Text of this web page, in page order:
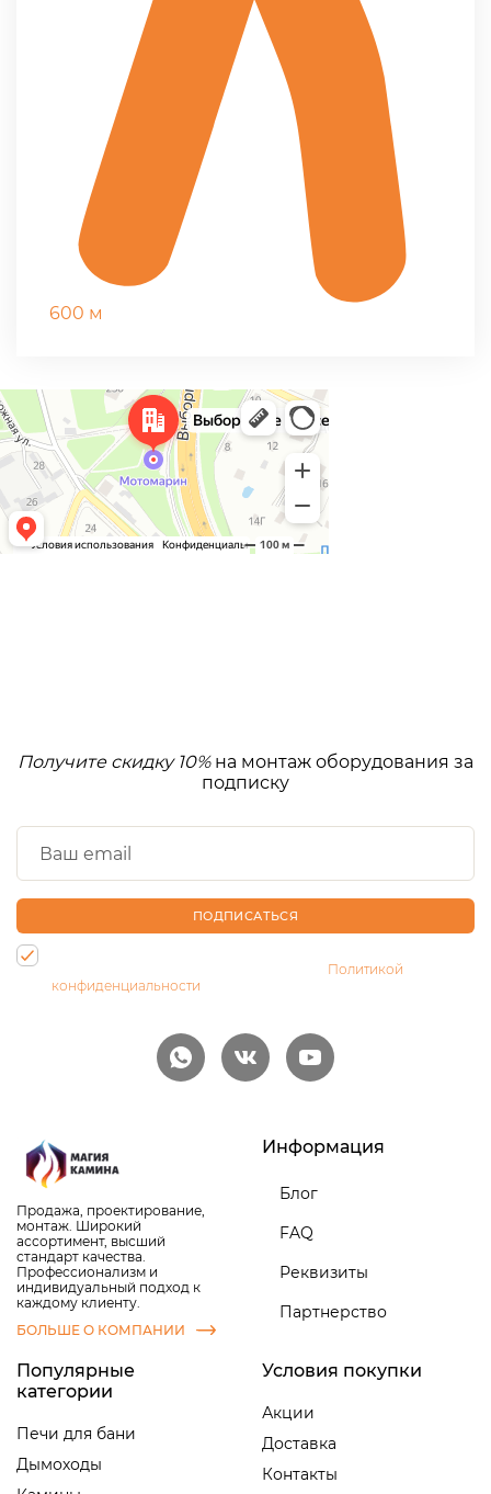
600 м
Получите скидку 10%на монтаж оборудования за
подписку
ПОДПИСАТЬСЯ
Политикой
конфиденциальности
Продажа, проектирование,
монтаж. Широкий
ассортимент, высший
стандарт качества.
Профессионализм и
индивидуальный подход к
каждому клиенту.
БОЛЬШЕ О КОМПАНИИ
Информация
Блог
FAQ
Реквизиты
Партнерство
Популярные
категории
Печи для бани
Дымоходы
Условия покупки
Акции
Доставка
Контакты